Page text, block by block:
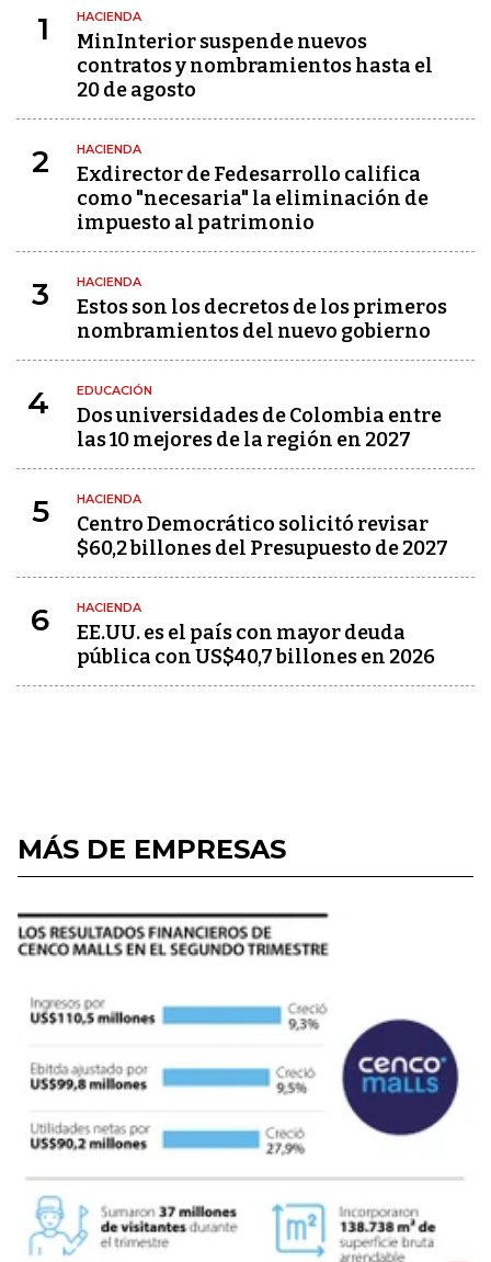
1 HACIENDA
MinInterior suspende nuevos
contratos y nombramientos hasta el
20 de agosto
2 HACIENDA
Exdirector de Fedesarrollo califica
como "necesaria" la eliminación de
impuesto al patrimonio
3 HACIENDA
Estos son los decretos de los primeros
nombramientos del nuevo gobierno
4 EDUCACIÓN
Dos universidades de Colombia entre
las 10 mejores de la región en 2027
5 HACIENDA
Centro Democrático solicitó revisar
$60,2 billones del Presupuesto de 2027
6 HACIENDA
EE.UU. es el país con mayor deuda
pública con US$40,7 billones en 2026
MÁS DE EMPRESAS